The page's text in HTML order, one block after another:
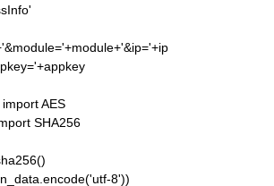
AES
SHA256
8'))